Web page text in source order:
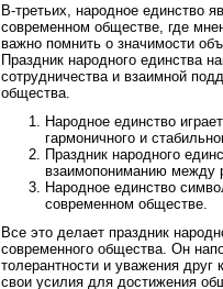
В-третьих, народное единство
современном обществе, где
важно помнить о значимости
Праздник народного единства
сотрудничества и взаимной
общества.
Народное единство
гармоничного и
Праздник народного
взаимопониманию между
Народное единство
современном обществе.
Все это делает праздник
современного общества. Он
толерантности и уважения друг
свои усилия для достижения